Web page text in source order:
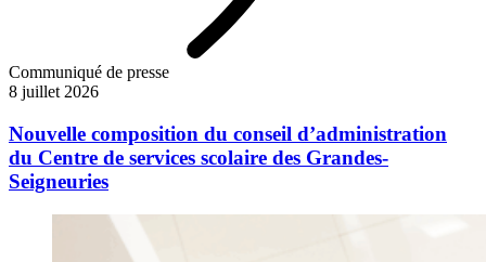
Communiqué de presse
8 juillet 2026
Nouvelle composition du conseil d’administration
du Centre de services scolaire des Grandes-
Seigneuries